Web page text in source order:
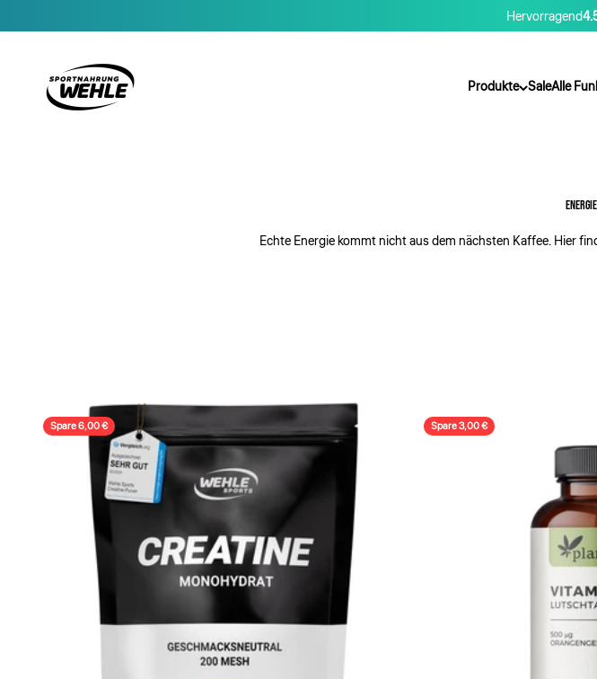
Hervorragend
Produkte SaleAlle
Sportnahrung Wehle
Echte Energie kommt nicht aus dem nächsten Kaffee. Hier
Spare 6,00 € Spare 3,00 €